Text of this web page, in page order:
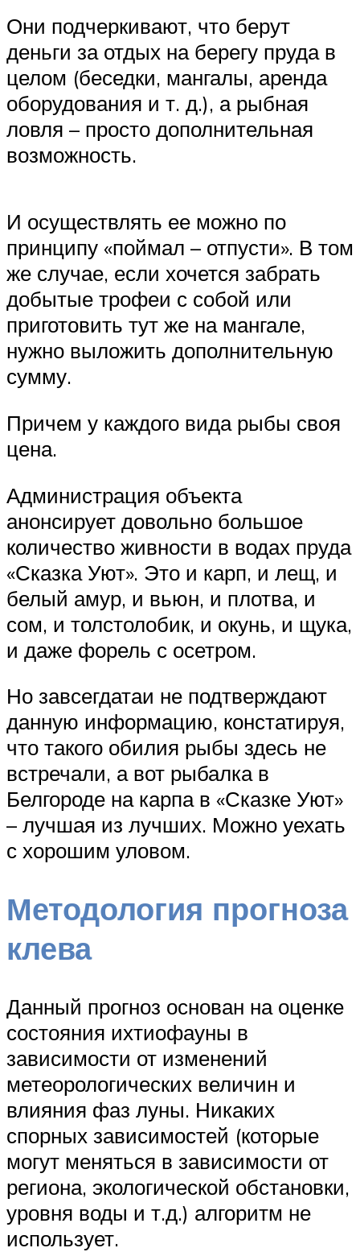
Они подчеркивают, что берут
деньги за отдых на берегу пруда в
целом (беседки, мангалы, аренда
оборудования и т. д.), а рыбная
ловля – просто дополнительная
возможность.
И осуществлять ее можно по
принципу «поймал – отпусти». В том
же случае, если хочется забрать
добытые трофеи с собой или
приготовить тут же на мангале,
нужно выложить дополнительную
сумму.
Причем у каждого вида рыбы своя
цена.
Администрация объекта
анонсирует довольно большое
количество живности в водах пруда
«Сказка Уют». Это и карп, и лещ, и
белый амур, и вьюн, и плотва, и
сом, и толстолобик, и окунь, и щука,
и даже форель с осетром.
Но завсегдатаи не подтверждают
данную информацию, констатируя,
что такого обилия рыбы здесь не
встречали, а вот рыбалка в
Белгороде на карпа в «Сказке Уют»
– лучшая из лучших. Можно уехать
с хорошим уловом.
Методология прогноза
клева
Данный прогноз основан на оценке
состояния ихтиофауны в
зависимости от изменений
метеорологических величин и
влияния фаз луны. Никаких
спорных зависимостей (которые
могут меняться в зависимости от
региона, экологической обстановки,
уровня воды и т.д.) алгоритм не
использует.